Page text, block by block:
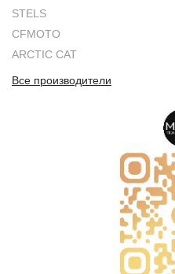
STELS
CFMOTO
ARCTIC CAT
Все производители